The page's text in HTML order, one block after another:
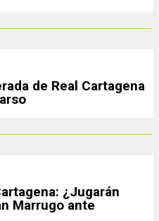
de Real Cartagena
¿Jugarán
Marrugo ante